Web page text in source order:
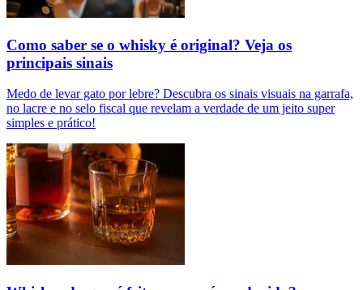
Como saber se o whisky é original? Veja os
principais sinais
Medo de levar gato por lebre? Descubra os sinais visuais na garrafa,
no lacre e no selo fiscal que revelam a verdade de um jeito super
simples e prático!